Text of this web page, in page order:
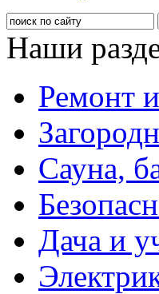
Наши
Ремонт
Сауна,
Дача и